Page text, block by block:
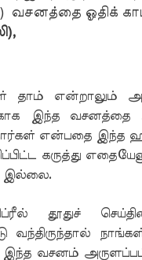
வசனத்தை ஓதிக்
தாம் என்றாலும்
இந்த
என்பதை இந்த
கருத்து
இல்லை.
தூதுச்
நாங்கள்
இந்த வசனம்